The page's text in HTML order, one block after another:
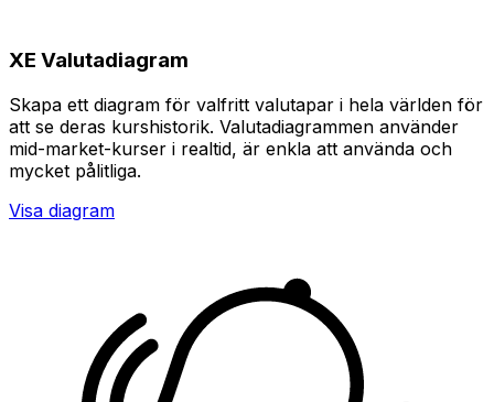
XE Valutadiagram
Skapa ett diagram för valfritt valutapar i hela världen för
att se deras kurshistorik. Valutadiagrammen använder
mid-market-kurser i realtid, är enkla att använda och
mycket pålitliga.
Visa diagram